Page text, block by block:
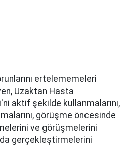
ertelememeleri
Uzaktan Hasta
aktif şekilde kullanmalarını,
görüşme öncesinde
ve görüşmelerini
gerçekleştirmelerini